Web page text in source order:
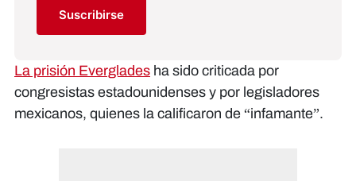
Suscribirse
La prisión Everglades ha sido criticada por
congresistas estadounidenses y por legisladores
mexicanos, quienes la calificaron de “infamante”.